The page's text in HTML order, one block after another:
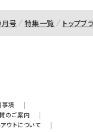
号 特集一覧 トップブ
項
|
のご案内
|
ウトについて
|